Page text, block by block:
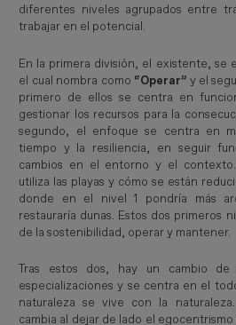
diferentes niveles agrupados entre
trabajar en el potencial.
En la primera división, el existente, se
el cual nombra como “Operar” y el
primero de ellos se centra en
gestionar los recursos para la
segundo, el enfoque se centra en
tiempo y la resiliencia, en seguir
cambios en el entorno y el
utiliza las playas y cómo se están
donde en el nivel 1 pondría más
restauraría dunas. Estos dos primeros
de la sostenibilidad, operar y mantener.
Tras estos dos, hay un cambio de
especializaciones y se centra en el
naturaleza se vive con la
cambia al dejar de lado el